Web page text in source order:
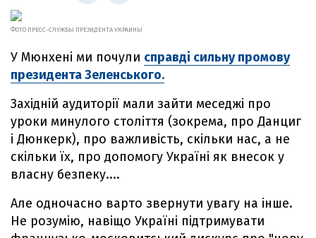
ФОТО ПРЕСС-СЛУЖБЫ ПРЕЗИДЕНТА УКРАИНЫ
У Мюнхені ми почули справді сильну промову
президента Зеленського.
Західній аудиторії мали зайти меседжі про
уроки минулого століття (зокрема, про Данциг
і Дюнкерк), про важливість, скільки нас, а не
скільки їх, про допомогу Україні як внесок у
власну безпеку....
Але одночасно варто звернути увагу на інше.
Не розумію, навіщо Україні підтримувати